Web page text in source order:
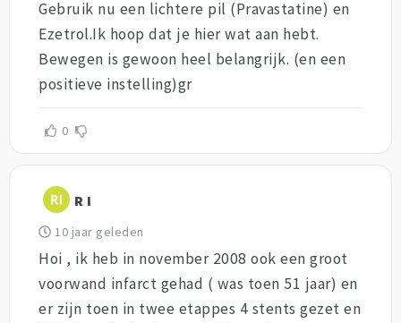
Gebruik nu een lichtere pil (Pravastatine) en
Ezetrol.Ik hoop dat je hier wat aan hebt.
Bewegen is gewoon heel belangrijk. (en een
positieve instelling)gr
0
R I
10 jaar geleden
Hoi , ik heb in november 2008 ook een groot
voorwand infarct gehad ( was toen 51 jaar) en
er zijn toen in twee etappes 4 stents gezet en